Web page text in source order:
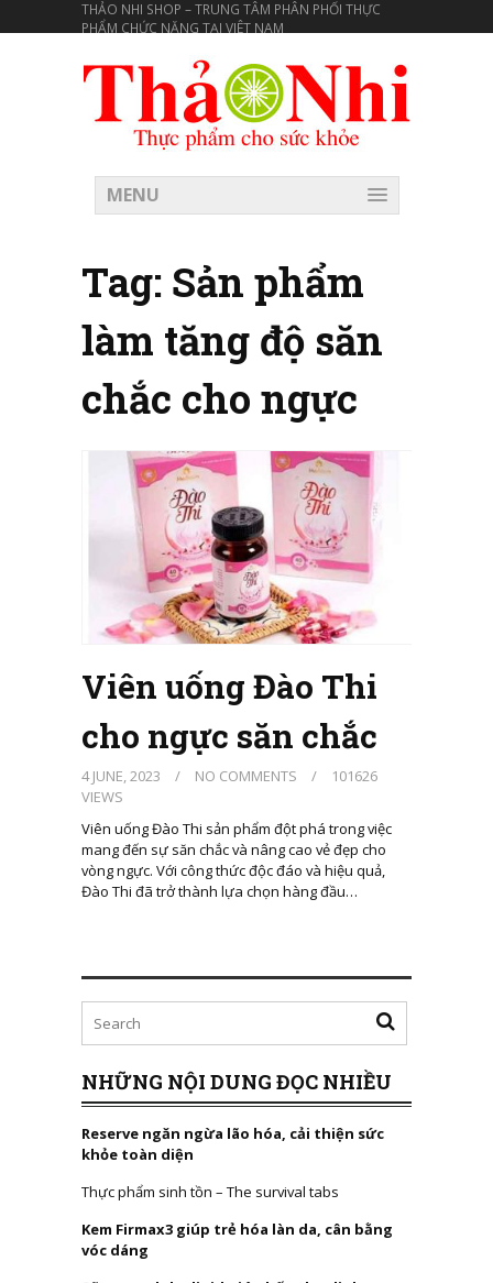
THẢO NHI SHOP – TRUNG TÂM PHÂN PHỐI THỰC
PHẨM CHỨC NĂNG TẠI VIÊT NAM
MENU
Tag: Sản phẩm
làm tăng độ săn
chắc cho ngực
Viên uống Đào Thi
cho ngực săn chắc
4 JUNE, 2023 / NO COMMENTS /
101626
VIEWS
Viên uống Đào Thi sản phẩm đột phá trong việc
mang đến sự săn chắc và nâng cao vẻ đẹp cho
vòng ngực. Với công thức độc đáo và hiệu quả,
Đào Thi đã trở thành lựa chọn hàng đầu…
NHỮNG NỘI DUNG ĐỌC NHIỀU
Reserve ngăn ngừa lão hóa, cải thiện sức
khỏe toàn diện
Thực phẩm sinh tồn – The survival tabs
Kem Firmax3 giúp trẻ hóa làn da, cân bằng
vóc dáng